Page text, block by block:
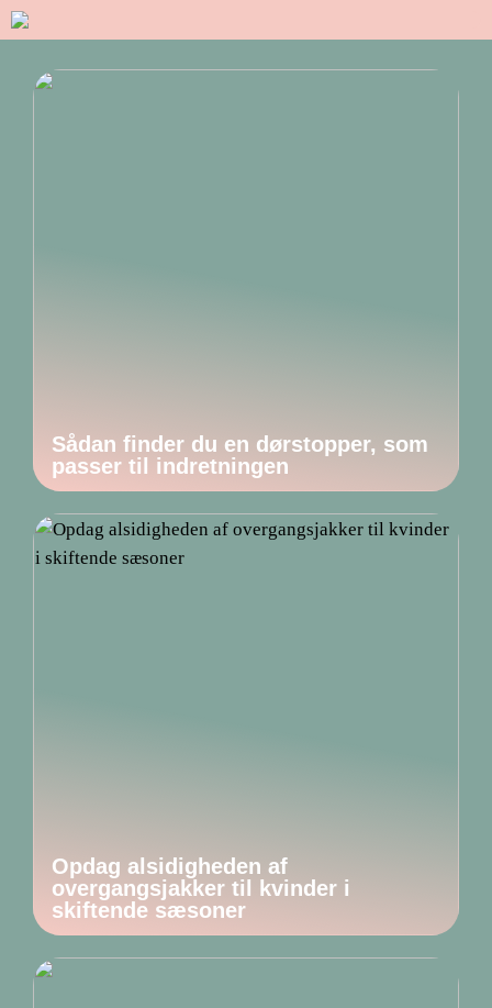
Sådan finder du en dørstopper, som
passer til indretningen
Opdag alsidigheden af
overgangsjakker til kvinder i
skiftende sæsoner